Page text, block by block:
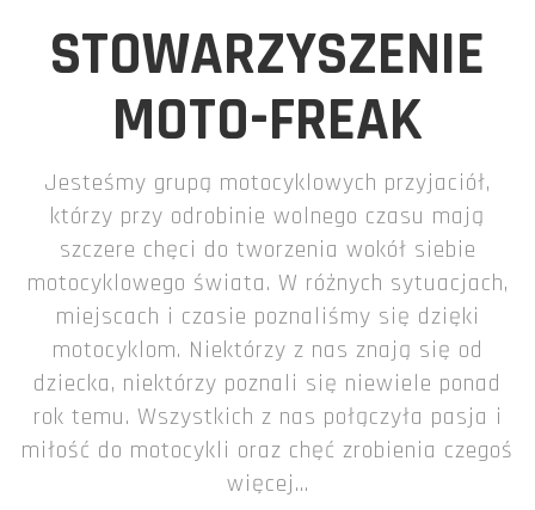
STOWARZYSZENIE
MOTO-FREAK
Jesteśmy grupą motocyklowych przyjaciół,
którzy przy odrobinie wolnego czasu mają
szczere chęci do tworzenia wokół siebie
motocyklowego świata. W różnych sytuacjach,
miejscach i czasie poznaliśmy się dzięki
motocyklom. Niektórzy z nas znają się od
dziecka, niektórzy poznali się niewiele ponad
rok temu. Wszystkich z nas połączyła pasja i
miłość do motocykli oraz chęć zrobienia czegoś
więcej...